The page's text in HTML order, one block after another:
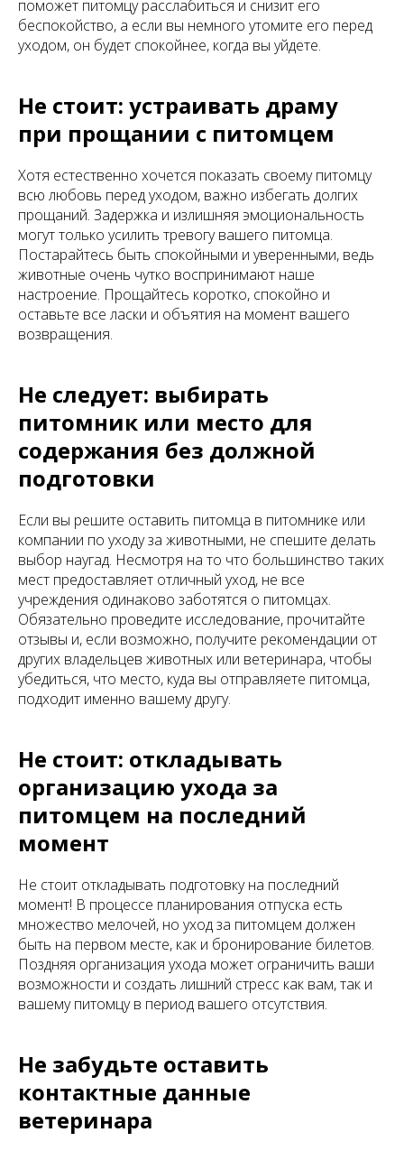
поможет питомцу расслабиться и снизит его
беспокойство, а если вы немного утомите его перед
уходом, он будет спокойнее, когда вы уйдете.
Не стоит: устраивать драму
при прощании с питомцем
Хотя естественно хочется показать своему питомцу
всю любовь перед уходом, важно избегать долгих
прощаний. Задержка и излишняя эмоциональность
могут только усилить тревогу вашего питомца.
Постарайтесь быть спокойными и уверенными, ведь
животные очень чутко воспринимают наше
настроение. Прощайтесь коротко, спокойно и
оставьте все ласки и объятия на момент вашего
возвращения.
Не следует: выбирать
питомник или место для
содержания без должной
подготовки
Если вы решите оставить питомца в питомнике или
компании по уходу за животными, не спешите делать
выбор наугад. Несмотря на то что большинство таких
мест предоставляет отличный уход, не все
учреждения одинаково заботятся о питомцах.
Обязательно проведите исследование, прочитайте
отзывы и, если возможно, получите рекомендации от
других владельцев животных или ветеринара, чтобы
убедиться, что место, куда вы отправляете питомца,
подходит именно вашему другу.
Не стоит: откладывать
организацию ухода за
питомцем на последний
момент
Не стоит откладывать подготовку на последний
момент! В процессе планирования отпуска есть
множество мелочей, но уход за питомцем должен
быть на первом месте, как и бронирование билетов.
Поздняя организация ухода может ограничить ваши
возможности и создать лишний стресс как вам, так и
вашему питомцу в период вашего отсутствия.
Не забудьте оставить
контактные данные
ветеринара